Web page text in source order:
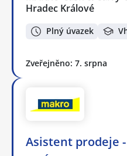
Hradec Králové
Plný úvazek
Zveřejněno: 7. srpna
Asistent prodeje